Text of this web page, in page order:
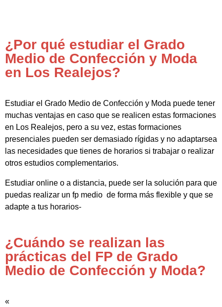
¿Por qué estudiar el Grado
Medio de Confección y Moda
en Los Realejos?
Estudiar el Grado Medio de Confección y Moda puede tener
muchas ventajas en caso que se realicen estas formaciones
en Los Realejos, pero a su vez, estas formaciones
presenciales pueden ser demasiado rígidas y no adaptarsea
las necesidades que tienes de horarios si trabajar o realizar
otros estudios complementarios.
Estudiar online o a distancia, puede ser la solución para que
puedas realizar un fp medio de forma más flexible y que se
adapte a tus horarios-
¿Cuándo se realizan las
prácticas del FP de Grado
Medio de Confección y Moda?
«